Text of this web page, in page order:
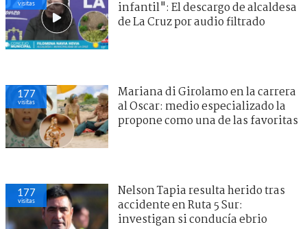
visitas
infantil": El descargo de alcaldesa
de La Cruz por audio filtrado
177
visitas
Mariana di Girolamo en la carrera
al Oscar: medio especializado la
propone como una de las favoritas
177
visitas
Nelson Tapia resulta herido tras
accidente en Ruta 5 Sur:
investigan si conducía ebrio